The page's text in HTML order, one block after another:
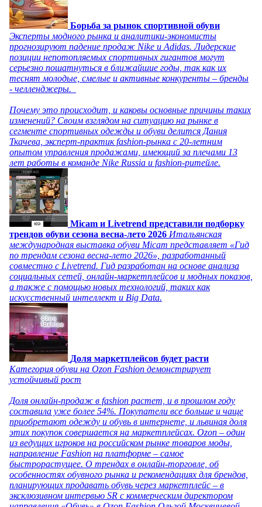
Борьба за рынок спортивной обуви
Эксперты модного рынка и аналитики-экономисты
прогнозируют падение продаж Nike и Adidas. Лидерские
позиции непотопляемых спортивных гигантов могут
серьезно пошатнуться в ближайшие годы, так как их
теснят молодые, смелые и активные конкуренты – бренды
- челленджеры.
Почему это происходит, и каковы основные причины таких
изменений? Своим взглядом на ситуацию на рынке в
сегменте спортивных одежды и обуви делится Дания
Ткачева, эксперт-практик fashion-рынка с 20-летним
опытом управления продажами, имеющий за плечами 13
лет работы в команде Nike Russia и fashion-ритейле.
Micam и Livetrend представили подборку
трендов обуви сезона весна-лето 2026 Итальянская
международная выставка обуви Micam представляет «Гид
по трендам сезона весна-лето 2026», разработанный
совместно с Livetrend. Гид разработан на основе анализа
социальных сетей, онлайн-маркетплейсов и модных показов,
а также с помощью новых технологий, таких как
искусственный интеллект и Big Data.
Доля маркетплейсов будет расти
Категория обуви на Ozon Fashion демонстрирует
устойчивый рост
Доля онлайн-продаж в fashion растет, и в прошлом году
составила уже более 54%. Покупатели все больше и чаще
приобретают одежду и обувь в интернете, и львиная доля
этих покупок совершается на маркетплейсах. Ozon – один
из ведущих игроков на российском рынке товаров моды,
направление Fashion на платформе – самое
быстрорастущее. О трендах в онлайн-торговле, об
особенностях обувного рынка и рекомендациях для брендов,
планирующих продавать обувь через маркетплейс – в
эксклюзивном интервью SR с коммерческим директором